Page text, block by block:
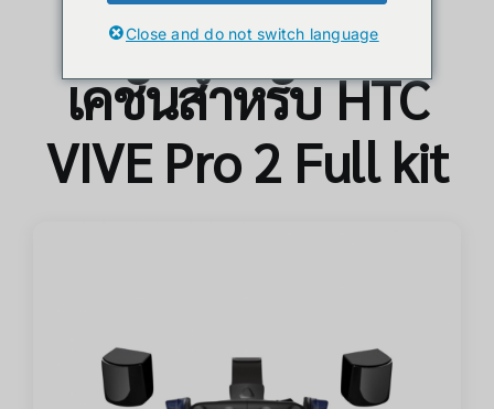
เกมและแอพพลิ
เคชั่นสําหรับ HTC
VIVE Pro 2 Full kit
Close and do not switch language